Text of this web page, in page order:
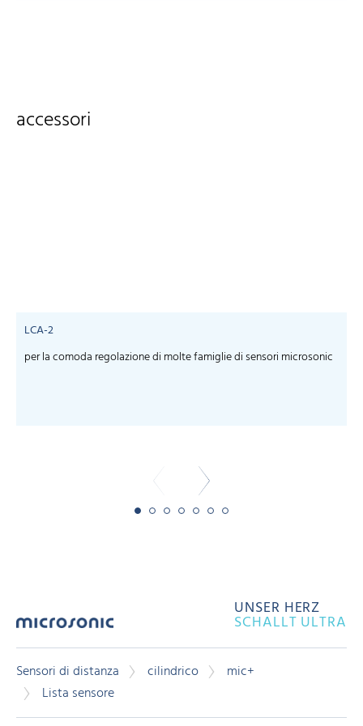
accessori
LCA-2
per la comoda regolazione di molte famiglie di sensori microsonic
UNSER HERZ
SCHALLT ULTRA
Sensori di distanza cilindrico
mic+
Lista sensore